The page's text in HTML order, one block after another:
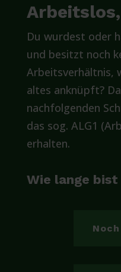
Du wurdest oder
und besitzt noch
Arbeitsverhältnis,
altes anknüpft?
nachfolgenden
das sog. ALG1
erhalten.
Wie lange